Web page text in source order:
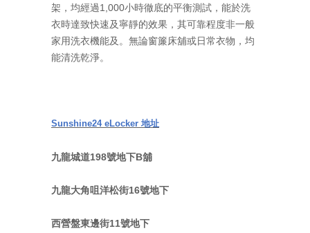
架，均經過1,000小時徹底的平衡測試，能於洗
衣時達致快速及寧靜的效果，其可靠程度非一般
家用洗衣機能及。無論窗簾床舖或日常衣物，均
能清洗乾淨。
Sunshine24 eLocker 地址
九龍城道198號地下B舖
九龍大角咀洋松街16號地下
西營盤東邊街11號地下